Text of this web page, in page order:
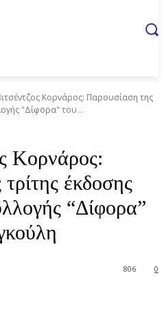
Κορνάρος: Παρουσίαση της
"Δίφορα" του...
Κορνάρος:
έκδοσης
“Δίφορα”
0
806